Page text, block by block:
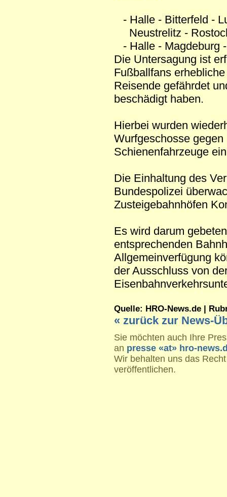
- Halle - Bitterfeld
Neustrelitz -
- Halle - Magdeburg
Die Untersagung ist
Fußballfans
Reisende gefährdet
beschädigt haben.
Hierbei wurden
Wurfgeschosse
Schienenfahrzeuge
Die Einhaltung des
Bundespolizei
Zusteigebahnhöfen
Es wird darum
entsprechenden
Allgemeinverfügung
der Ausschluss von
Quelle: HRO-News.de |
« zurück zur News-
Sie möchten auch Ihre
an presse «at» hro-
Wir behalten uns das
veröffentlichen.